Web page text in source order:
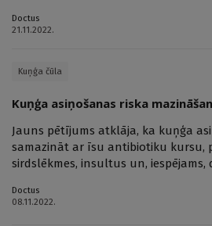
Doctus
21.11.2022.
Kuņģa čūla
Kuņģa asiņošanas riska
Jauns pētījums atklāja, ka kuņģa
samazināt ar īsu antibiotiku kursu,
sirdslēkmes, insultus un, iespējams,
Doctus
08.11.2022.